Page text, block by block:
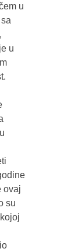
u
u
ovaj
su